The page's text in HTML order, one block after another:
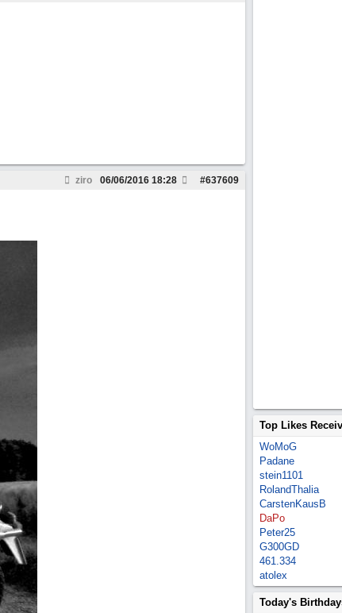
ziro #637609
06/06/2016 18:28
Top Likes
WoMoG
Padane
stein1101
RolandThalia
CarstenKausB
DaPo
Peter25
G300GD
461.334
atolex
Today's